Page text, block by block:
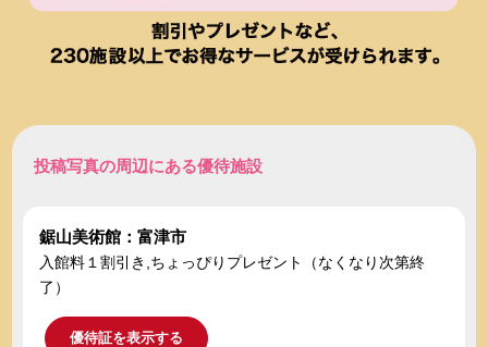
投稿写真の周辺にある優待施設
鋸山美術館：富津市
入館料１割引き,ちょっぴりプレゼント（なくなり次第終
了）
優待証を表示する